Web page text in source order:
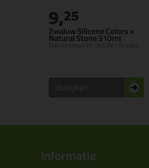
Zwaluw Silicone Colors +
Natural Stone 310ml
Natuursteen kit van Den Braven
9,25
Informatie